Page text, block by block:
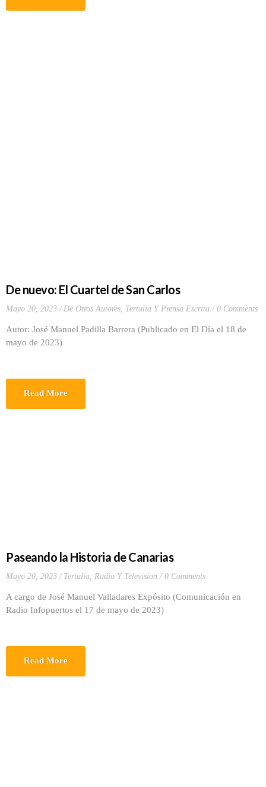
De nuevo: El Cuartel de San Carlos
Mayo 20, 2023 De Otros Autores, Tertulia Y Prensa Escrita 0 Comments
Autor: José Manuel Padilla Barrera (Publicado en El Día el 18 de
mayo de 2023)
Read More
Paseando la Historia de Canarias
Mayo 20, 2023 Tertulia, Radio Y Television 0 Comments
A cargo de José Manuel Valladares Expósito (Comunicación en
Radio Infopuertos el 17 de mayo de 2023)
Read More